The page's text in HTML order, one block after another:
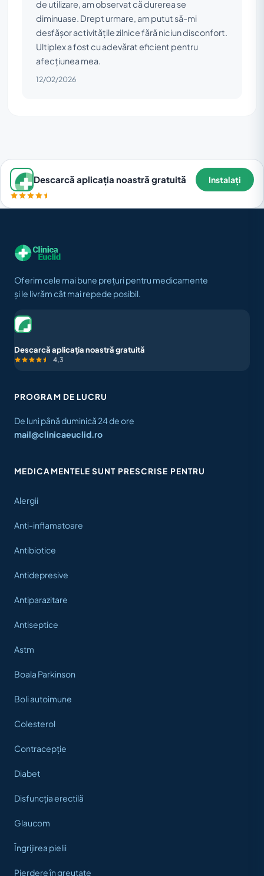
de utilizare, am observat că durerea se
diminuase. Drept urmare, am putut să-mi
desfășor activitățile zilnice fără niciun disconfort.
Ultiplex a fost cu adevărat eficient pentru
afecțiunea mea.
12/02/2026
Descarcă aplicația noastră gratuită Instalați
Oferim cele mai bune prețuri pentru medicamente
și le livrăm cât mai repede posibil.
Descarcă aplicația noastră gratuită
4,3
PROGRAM DE LUCRU
De luni până duminică 24 de ore
mail@clinicaeuclid.ro
MEDICAMENTELE SUNT PRESCRISE PENTRU
Alergii
Anti-inflamatoare
Antibiotice
Antidepresive
Antiparazitare
Antiseptice
Astm
Boala Parkinson
Boli autoimune
Colesterol
Contracepție
Diabet
Disfuncția erectilă
Glaucom
Îngrijirea pielii
Pierdere în greutate